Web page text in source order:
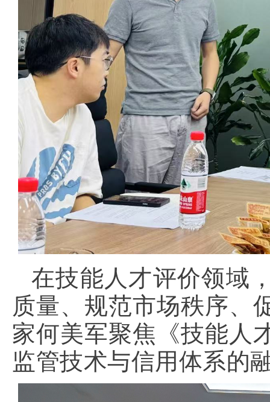
在技能人才评价领域
质量、规范市场秩序、
家何美军聚焦《技能人
监管技术与信用体系的